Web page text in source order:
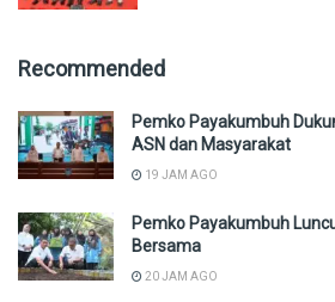
Recommended
Pemko Payakumbuh
ASN dan Masyarakat
19 JAM AGO
Pemko Payakumbuh
Bersama
20 JAM AGO